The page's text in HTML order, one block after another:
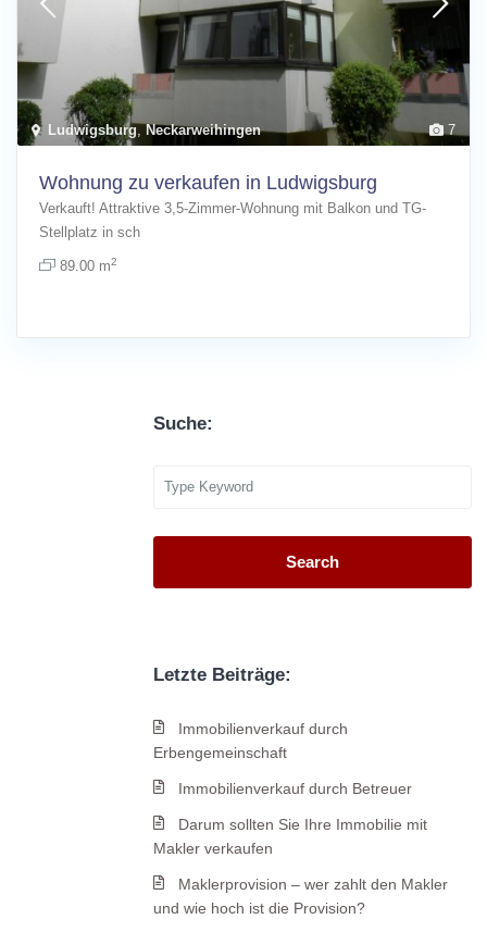
7
Ludwigsburg Neckarweihingen
Wohnung zu verkaufen in Ludwigsburg
Verkauft! Attraktive 3,5-Zimmer-Wohnung mit Balkon und TG-
Stellplatz in sch
89.00 m2
Suche:
Search
Letzte Beiträge:
Immobilienverkauf durch
Erbengemeinschaft
Immobilienverkauf durch Betreuer
Darum sollten Sie Ihre Immobilie mit
Makler verkaufen
Maklerprovision – wer zahlt den Makler
und wie hoch ist die Provision?